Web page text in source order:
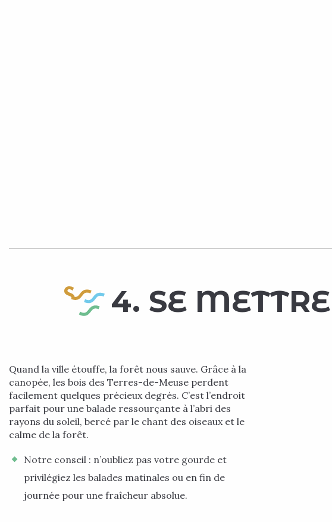
4. SE
Quand la ville étouffe, la forêt nous sauve. Grâce à la
canopée, les bois des Terres-de-Meuse perdent
facilement quelques précieux degrés. C’est l’endroit
parfait pour une balade ressourçante à l’abri des
rayons du soleil, bercé par le chant des oiseaux et le
calme de la forêt.
Notre conseil : n’oubliez pas votre gourde et
privilégiez les balades matinales ou en fin de
journée pour une fraîcheur absolue.